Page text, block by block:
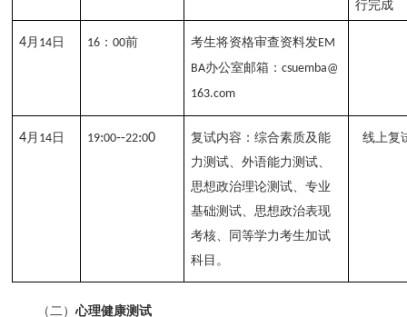
行完成
4 月 14日 16 ：00前 考生将资格审查资料发EM
BA办公室邮箱：csuemba@
163.com
4 月 14日 19:00--22:00
复试内容：综合素质及能
力测试、外语能力测试、
思想政治理论测试、专业
基础测试、思想政治表现
考核、同等学力考生加试
科目。
线上复
（二）心理健康测试